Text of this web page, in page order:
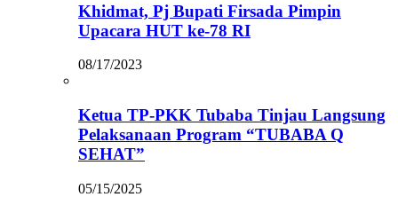
Khidmat, Pj Bupati Firsada Pimpin
Upacara HUT ke-78 RI
08/17/2023
Ketua TP-PKK Tubaba Tinjau Langsung
Pelaksanaan Program “TUBABA Q
SEHAT”
05/15/2025